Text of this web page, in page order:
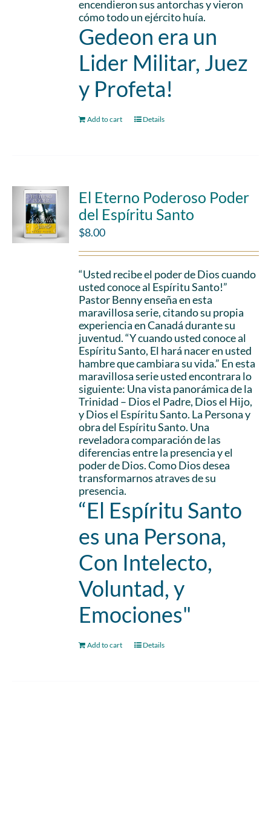
encendieron sus antorchas y vieron
cómo todo un ejército huía.
Gedeon era un
Lider Militar, Juez
y Profeta!
Add to cart Details
El Eterno Poderoso Poder
del Espíritu Santo
$8.00
“Usted recibe el poder de Dios cuando
usted conoce al Espíritu Santo!”
Pastor Benny enseña en esta
maravillosa serie, citando su propia
experiencia en Canadá durante su
juventud. “Y cuando usted conoce al
Espíritu Santo, El hará nacer en usted
hambre que cambiara su vida.” En esta
maravillosa serie usted encontrara lo
siguiente: Una vista panorámica de la
Trinidad – Dios el Padre, Dios el Hijo,
y Dios el Espíritu Santo. La Persona y
obra del Espíritu Santo. Una
reveladora comparación de las
diferencias entre la presencia y el
poder de Dios. Como Dios desea
transformarnos atraves de su
presencia.
“El Espíritu Santo
es una Persona,
Con Intelecto,
Voluntad, y
Emociones"
Add to cart Details